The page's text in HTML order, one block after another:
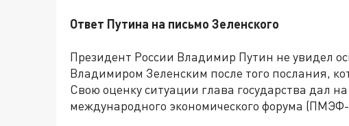
Ответ Путина на письмо Зеленского
Президент России Владимир Путин не увидел
Владимиром Зеленским после того послания,
Свою оценку ситуации глава государства дал
международного экономического форума (ПМЭФ-